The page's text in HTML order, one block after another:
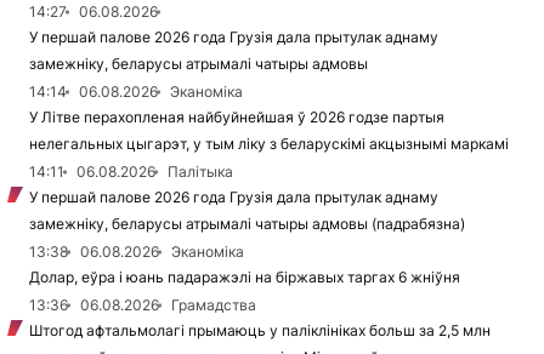
14:27
06.08.2026
У першай палове 2026 года Грузія дала прытулак аднаму
замежніку, беларусы атрымалі чатыры адмовы
14:14
06.08.2026
Эканоміка
У Літве перахопленая найбуйнейшая ў 2026 годзе партыя
нелегальных цыгарэт, у тым ліку з беларускімі акцызнымі маркамі
14:11
06.08.2026
Палітыка
У першай палове 2026 года Грузія дала прытулак аднаму
замежніку, беларусы атрымалі чатыры адмовы (падрабязна)
13:38
06.08.2026
Эканоміка
Долар, еўра і юань падаражэлі на біржавых таргах 6 жніўня
13:36
06.08.2026
Грамадства
Штогод афтальмолагі прымаюць у паліклініках больш за 2,5 млн